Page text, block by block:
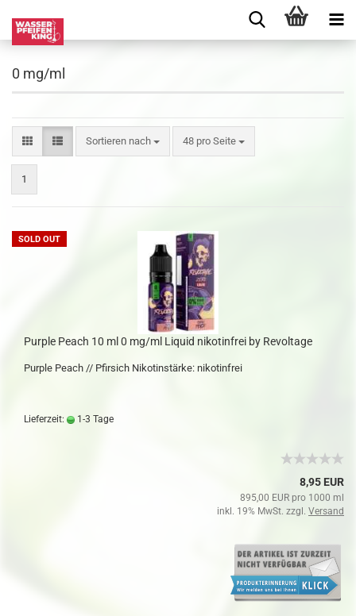
0 mg/ml
Sortieren nach 48 pro Seite
1
SOLD OUT
Purple Peach 10 ml 0 mg/ml Liquid nikotinfrei by Revoltage
Purple Peach // Pfirsich Nikotinstärke: nikotinfrei
Lieferzeit: 1-3 Tage
8,95 EUR
895,00 EUR pro 1000 ml
inkl. 19% MwSt. zzgl. Versand